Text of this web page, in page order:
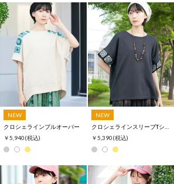
NEW
クロシェラインプルオーバー
￥5,940(税込)
NEW
￥5,390(税込)